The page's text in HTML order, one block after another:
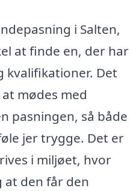
i Salten,
at finde en, der har
kvalifikationer. Det
mødes med
pasningen, så både
jer trygge. Det er
i miljøet, hvor
at den får den